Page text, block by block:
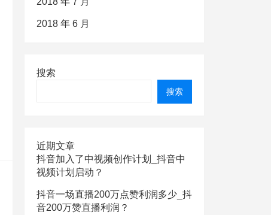
2018 年 6 月
搜索
搜索
近期文章
抖音加入了中视频创作计划_抖音中
视频计划启动？
抖音一场直播200万点赞利润多少_抖
音200万赞直播利润？